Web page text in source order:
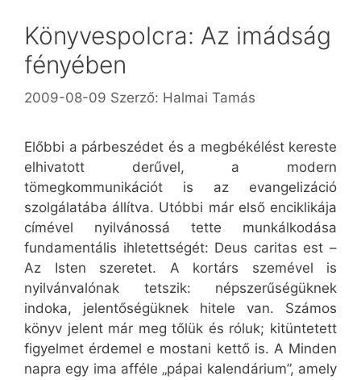
Könyvespolcra: Az imádság
fényében
2009-08-09 Szerző: Halmai Tamás
Előbbi a párbeszédet és a megbékélést kereste
elhivatott derűvel, a modern
tömegkommunikációt is az evangelizáció
szolgálatába állítva. Utóbbi már első enciklikája
címével nyilvánossá tette munkálkodása
fundamentális ihletettségét: Deus caritas est –
Az Isten szeretet. A kortárs szemével is
nyilvánvalónak tetszik: népszerűségüknek
indoka, jelentőségüknek hitele van. Számos
könyv jelent már meg tőlük és róluk; kitüntetett
figyelmet érdemel e mostani kettő is. A Minden
napra egy ima afféle „pápai kalendárium”, amely